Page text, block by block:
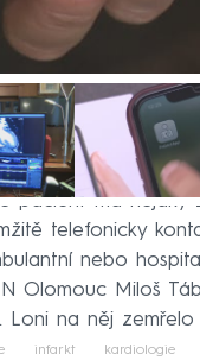
pacient má nějaký
telefonicky
nebo
Olomouc Miloš
Loni na něj zemřelo
infarkt kardiologie